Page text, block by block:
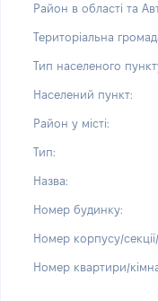
Район в області та
Територіальна
Тип населеного
Населений пункт:
Район у місті:
Тип:
Назва:
Номер будинку:
Номер корпусу/
Номер квартири/